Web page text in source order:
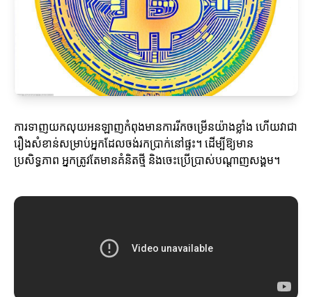
ការទាញយកលុយអនឡាញកំពុងមានការរីកចម្រើនយ៉ាងខ្លាំង ហើយវាជា
រឿងសំខាន់សម្រាប់អ្នកដែលចង់រកប្រាក់នៅផ្ទះ។ ដើម្បីឱ្យមាន
ប្រសិទ្ធភាព អ្នកត្រូវតែមានគំនិតថ្មី និងចេះប្រើប្រាស់បណ្តាញសង្គម។